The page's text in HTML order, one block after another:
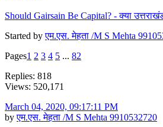
Should Gairsain Be Capital? - क्या
Started byएम.एस. मेहता /M S Mehta
Pages1 2 3 4 5 ... 82
Replies: 818
Views: 520,171
March 04, 2020, 09:17:11 PM
byएम.एस. मेहता /M S Mehta 9910532720